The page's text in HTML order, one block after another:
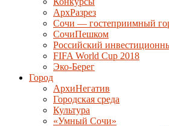
АрхРазрез
Сочи — гостеприимный
СочиПешком
Российский
FIFA World Cup 2018
Эко-Берег
Город
АрхиНегатив
Городская среда
Культура
«Умный Сочи»